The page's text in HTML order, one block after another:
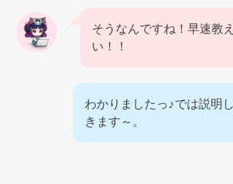
そうなんですね！早速教
い！！
わかりましたっ♪では説明
きます～。